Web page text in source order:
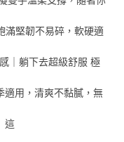
滿堅韌不易碎，軟硬適
｜躺下去超級舒服 極
適用，清爽不黏膩，無
這